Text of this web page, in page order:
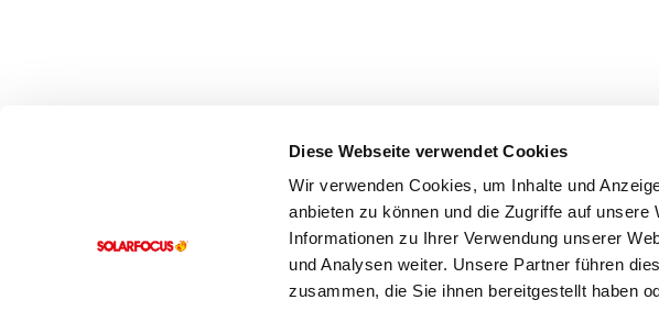
Diese Webseite verwendet Cookies
Wir verwenden Cookies, um Inhalte und
anbieten zu können und die Zugriffe auf
Informationen zu Ihrer Verwendung unserer
und Analysen weiter. Unsere Partner führen
zusammen, die Sie ihnen bereitgestellt haben